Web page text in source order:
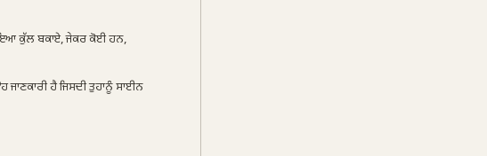
ਕੁੱਲ ਬਕਾਏ, ਜੇਕਰ ਕੋਈ ਹਨ,
ਜਾਣਕਾਰੀ ਹੈ ਜਿਸਦੀ ਤੁਹਾਨੂੰ ਸਾਈਨ